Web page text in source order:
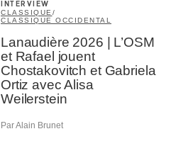
INTERVIEW
CLASSIQUE/
CLASSIQUE OCCIDENTAL
Lanaudière 2026 | L’OSM
et Rafael jouent
Chostakovitch et Gabriela
Ortiz avec Alisa
Weilerstein
Par Alain Brunet